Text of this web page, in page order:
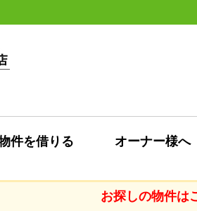
件を借りる オーナー様へ
お探しの物件は